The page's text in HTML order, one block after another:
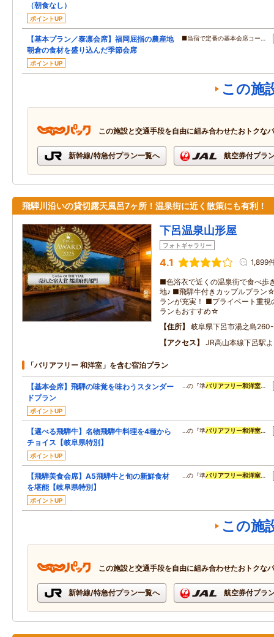
（朝食なし）
ポイントUP
【基本プラン／泰凛会席】福岡屈指の農産地
朝倉の食材を盛り込んだ季節会席
ポイントUP
■当宿で定番の基本会席コー…
この施
この施設と交通手段を自由に組み合わせたおトクな
新幹線/特急付プラン一覧へ 航空券付プラ
飛騨川沿いの貸切露天風呂7ヶ所！温泉街に近く散策にも有利！
下呂温泉山形屋
フォトギャラリー
4.1 1,899
■色浴衣で近くの温泉街で食べ歩
地♪ ■飛騨牛付きカップルプラン
ランが充実！ ■プライベート重視
ランもおすすめ☆
住所
岐阜県下呂市湯之島
アクセス
JR高山本線下呂駅
「バリアフリー 和洋室」を含む宿泊プラン
【基本会席】飛騨の味覚を味わうスタンダー
ドプラン
ポイントUP
…の『準バリアフリー和洋室…
【選べる飛騨牛】名物飛騨牛料理を4種から
チョイス【岐阜県特別】
ポイントUP
…の『準バリアフリー和洋室…
【飛騨美食会席】A5飛騨牛と旬の新鮮食材
を堪能【岐阜県特別】
ポイントUP
…の『準バリアフリー和洋室…
この施
この施設と交通手段を自由に組み合わせたおトクな
新幹線/特急付プラン一覧へ 航空券付プラ